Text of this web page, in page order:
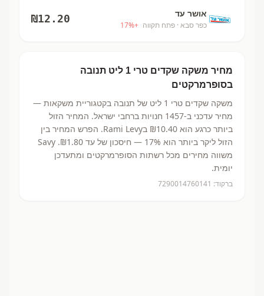
אושר עד
כפר סבא · פתח תקווה +
17%
₪12.20
מחיר משקה שקדים טרי 1 ליט
תנובה
בסופרמרקטים
משקה שקדים טרי 1 ליט של תנובה בקטגוריית משקאות —
מחיר עדכני ב-1457 חנויות ברחבי ישראל. המחיר הזול
ביותר כרגע הוא ₪10.40
בRami Levy.
הפרש המחיר בין
הזול ליקר ביותר הוא 17% — חיסכון של עד ₪1.80.
Savy
משווה מחירים מכל רשתות הסופרמרקטים ומתעדכן
יומית.
ברקוד: 7290014760141